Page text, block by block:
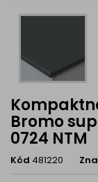
Bromo
0724 NTM
Kód 481220